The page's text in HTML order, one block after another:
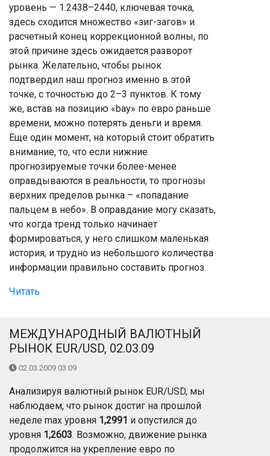
уровень — 1.2438–2440, ключевая точка,
здесь сходится множество «зиг-загов» и
расчетный конец коррекционной волны, по
этой причине здесь ожидается разворот
рынка. Желательно, чтобы рынок
подтвердил наш прогноз именно в этой
точке, с точностью до 2–3 пунктов. К тому
же, встав на позицию «bay» по евро раньше
времени, можно потерять деньги и время.
Еще один момент, на который стоит обратить
внимание, то, что если нижние
прогнозируемые точки более-менее
оправдываются в реальности, то прогнозы
верхних пределов рынка – «попадание
пальцем в небо». В оправдание могу сказать,
что когда тренд только начинает
формироваться, у него слишком маленькая
история, и трудно из небольшого количества
информации правильно составить прогноз.
Читать
МЕЖДУНАРОДНЫЙ ВАЛЮТНЫЙ
РЫНОК EUR/USD, 02.03.09
02.03.2009 03:09
Анализируя валютный рынок EUR/USD, мы
наблюдаем, что рынок достиг на прошлой
неделе max уровня 1,2991 и опустился до
уровня 1,2603. Возможно, движение рынка
продолжится на укрепление евро по